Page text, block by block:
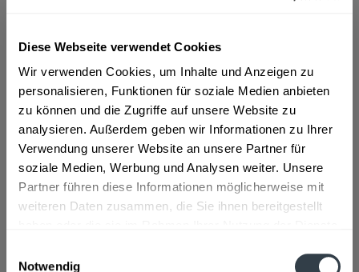
Diese Webseite verwendet Cookies
Wir verwenden Cookies, um Inhalte und Anzeigen zu
personalisieren, Funktionen für soziale Medien anbieten
zu können und die Zugriffe auf unsere Website zu
analysieren. Außerdem geben wir Informationen zu Ihrer
Verwendung unserer Website an unsere Partner für
soziale Medien, Werbung und Analysen weiter. Unsere
Partner führen diese Informationen möglicherweise mit
weiteren Daten zusammen, die Sie ihnen bereitgestellt
Notwendig
+2,40 € Pfand
In denWarenkorb
Artikel-Nr.:
28804
Verfügbar in:
Pforzheim ,Eisingen,Ispringen,Keltern,Kieselbronn,
Kämpfelbach,Königsbach-Stein,Neulingen,Remchingen